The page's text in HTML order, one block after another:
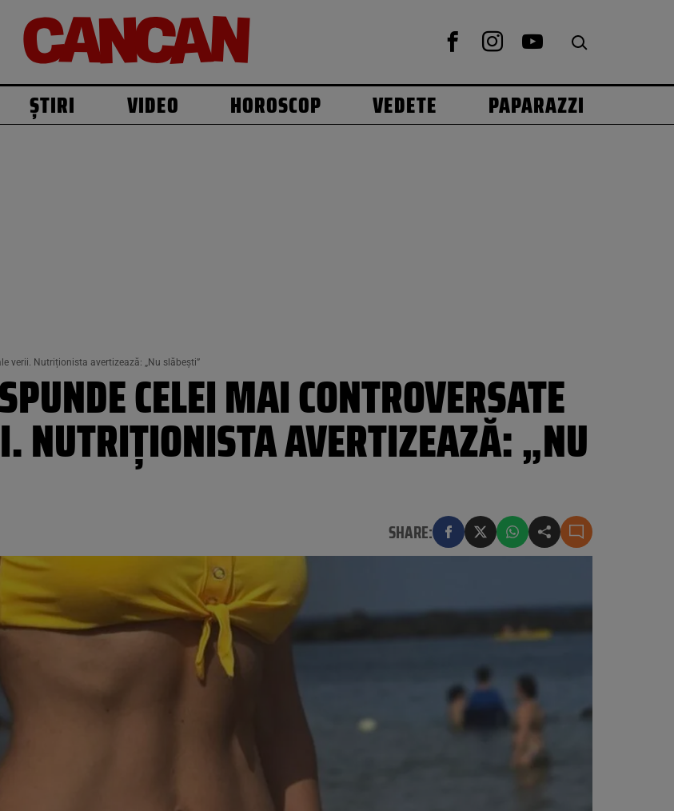
ȘTIRI VIDEO HOROSCOP VEDETE PAPARAZZI
verii. Nutriționista avertizează: „Nu slăbești”
CELEI MAI CONTROVERSATE
NUTRIȚIONISTA AVERTIZEAZĂ: „NU
SHARE: